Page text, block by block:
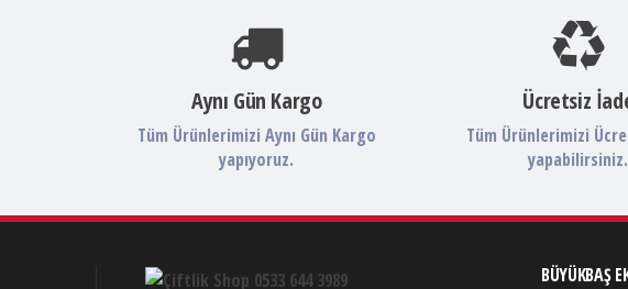
Aynı Gün Kargo
Tüm Ürünlerimizi Aynı Gün Kargo
yapıyoruz.
Ücretsiz
Tüm Ürünlerimizi
yapabilirsiniz.
BÜYÜKBAŞ